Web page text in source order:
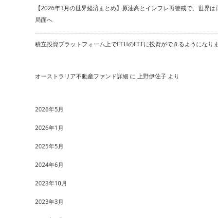
【2026年3月の世界経済まとめ】原油高とインフレ再警戒で、世界は
局面へ
積立投資プラットフォーム上でETHのETFに投資ができるようになりま
オーストラリア不動産ファンド詳細 に 上野伊佐子 より
2026年5月
2026年1月
2025年5月
2024年6月
2023年10月
2023年3月